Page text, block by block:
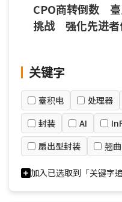
CPO商转倒数 臺
挑战 强化先进者
关键字
臺积电 处理器
封装
AI
扇出型封装
翘曲
加入已选取到「关键字追